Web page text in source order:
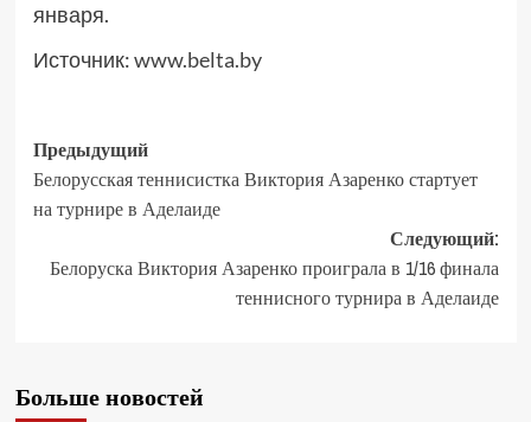
января.
Источник:www.belta.by
Предыдущий
Белорусская теннисистка Виктория Азаренко стартует
на турнире в Аделаиде
Следующий:
Белоруска Виктория Азаренко проиграла в 1/16 финала
теннисного турнира в Аделаиде
Больше новостей